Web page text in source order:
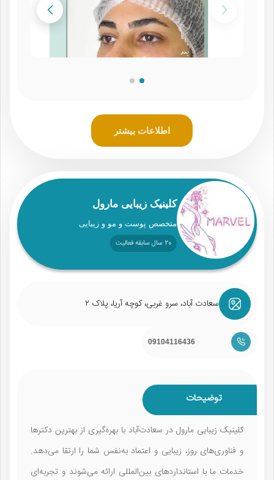
اطلاعات بیشتر
کلینیک زیبایی مارول
متخصص پوست و مو و زیبایی
20 سال سابقه فعالیت
سعادت آباد، سرو غربی، کوچه آریا، پلاک ۲
09104116436
توضیحات
کلینیک زیبایی مارول در سعادت‌آباد با بهره‌گیری از بهترین دکترها
و فناوری‌های روز، زیبایی و اعتماد به‌نفس شما را ارتقا می‌دهد.
خدمات ما با استانداردهای بین‌المللی ارائه می‌شوند و تجربه‌ای